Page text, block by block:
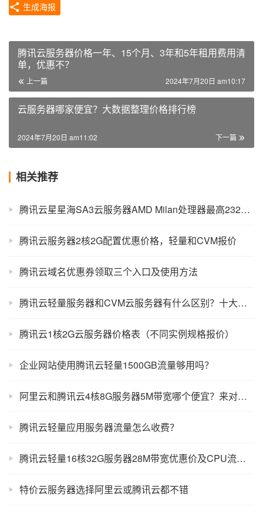
生成海报
腾讯云服务器价格一年、15个月、3年和5年租用费用清
单，优惠不？
上一篇 2024年7月20日 am10:17
云服务器哪家便宜？大数据整理价格排行榜
下一篇
2024年7月20日 am11:02
相关推荐
腾讯云星星海SA3云服务器AMD Milan处理器最高232个核心的单节点算力
腾讯云服务器2核2G配置优惠价格，轻量和CVM报价
腾讯云域名优惠券领取三个入口及使用方法
腾讯云轻量服务器和CVM云服务器有什么区别？十大不同点
腾讯云1核2G云服务器价格表（不同实例规格报价）
企业网站使用腾讯云轻量1500GB流量够用吗？
阿里云和腾讯云4核8G服务器5M带宽哪个便宜？来对比一下
腾讯云轻量应用服务器流量怎么收费？
腾讯云轻量16核32G服务器28M带宽优惠价及CPU流量性能测评
特价云服务器选择阿里云或腾讯云都不错